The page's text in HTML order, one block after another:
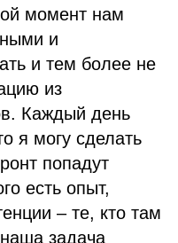
момент нам
и
и тем более не
из
Каждый день
я могу сделать
попадут
есть опыт,
– те, кто там
задача